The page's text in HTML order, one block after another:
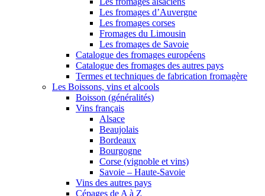
Les fromages d’Auvergne
Les fromages corses
Fromages du Limousin
Les fromages de Savoie
Catalogue des fromages européens
Catalogue des fromages des autres pays
Termes et techniques de fabrication fromagère
Les Boissons, vins et alcools
Boisson (généralités)
Vins français
Alsace
Beaujolais
Bordeaux
Bourgogne
Corse (vignoble et vins)
Savoie – Haute-Savoie
Vins des autres pays
Cépages de A à Z